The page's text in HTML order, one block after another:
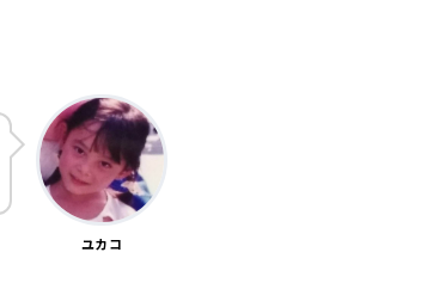
ユカコ